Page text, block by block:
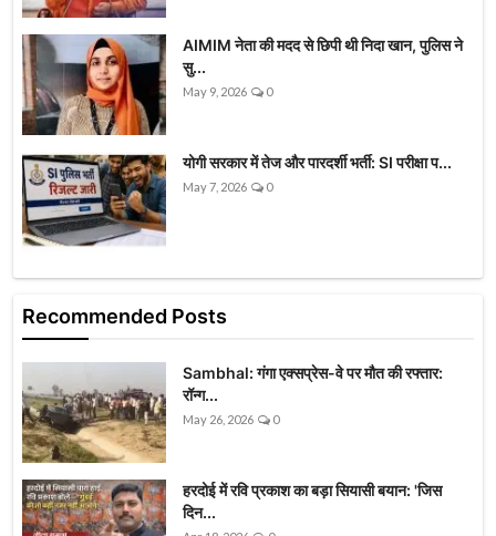
AIMIM नेता की मदद से छिपी थी निदा खान, पुलिस ने
सु...
May 9, 2026 0
योगी सरकार में तेज और पारदर्शी भर्ती: SI परीक्षा प...
May 7, 2026 0
Recommended Posts
Sambhal: गंगा एक्सप्रेस-वे पर मौत की रफ्तार:
रॉन्ग...
May 26, 2026 0
हरदोई में रवि प्रकाश का बड़ा सियासी बयान: 'जिस
दिन...